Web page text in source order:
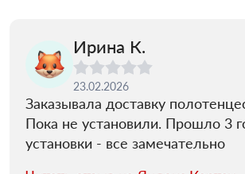
Ирина К.
23.02.2026
Заказывала доставку
Пока не установили. Прошло 3
установки - все замечательно